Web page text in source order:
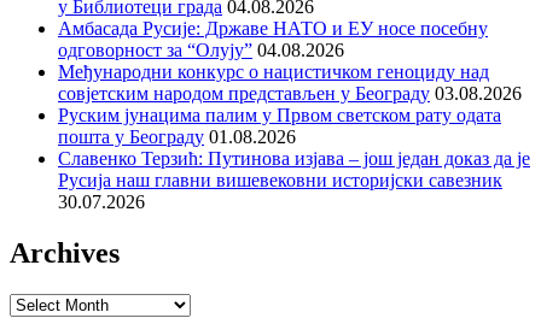
у Библиотеци града 04.08.2026
Амбасада Русије: Државе НАТО и ЕУ носе посебну
одговорност за “Олују” 04.08.2026
Међународни конкурс о нацистичком геноциду над
совјетским народом представљен у Београду 03.08.2026
Руским јунацима палим у Првом светском рату одата
пошта у Београду 01.08.2026
Славенко Терзић: Путинова изјава – још један доказ да је
Русија наш главни вишевековни историјски савезник
30.07.2026
Archives
Archives